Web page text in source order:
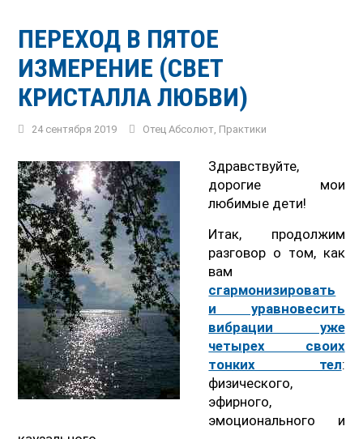
ПЕРЕХОД В ПЯТОЕ
ИЗМЕРЕНИЕ (СВЕТ
КРИСТАЛЛА ЛЮБВИ)
24 сентября 2019 Отец Абсолют Практики
Здравствуйте,
дорогие мои
любимые дети!
Итак, продолжим
разговор о том, как
вам
сгармонизировать
и уравновесить
вибрации уже
четырех своих
тонких тел:
физического,
эфирного,
эмоционального и